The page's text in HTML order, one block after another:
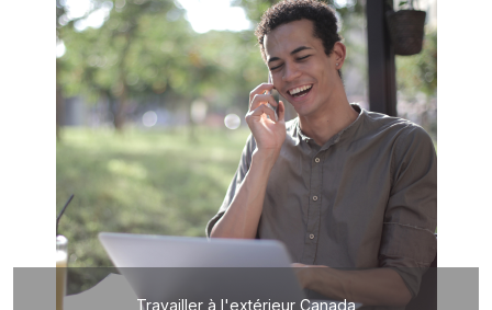
Travailler à l'extérieur Canada